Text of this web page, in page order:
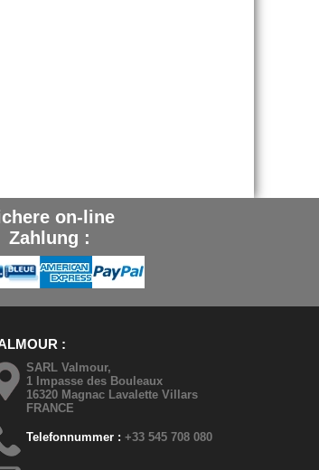
on-line
Zahlung :
SARL Valmour,
1 Impasse des Bouleaux
16320 Magnac Lavalette Villars
FRANCE
Telefonnummer :+33 545 708 080